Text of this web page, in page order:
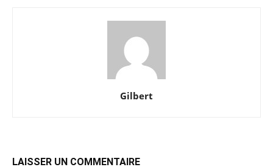
Gilbert
LAISSER UN COMMENTAIRE